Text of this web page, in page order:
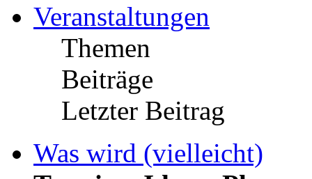
Veranstaltungen
Themen
Beiträge
Letzter Beitrag
Was wird (vielleicht)